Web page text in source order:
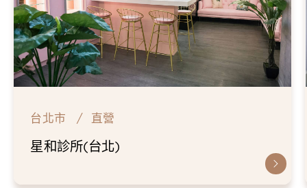
台北市 直營
星和診所(台北)